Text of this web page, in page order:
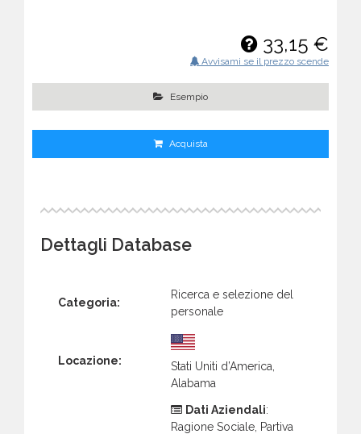
33,15 €
Avvisami se il prezzo scende
Esempio
Acquista
Dettagli Database
Categoria:
Ricerca e selezione del
personale
Locazione:
Stati Uniti d’America,
Alabama
Dati Aziendali:
Ragione Sociale, Partiva